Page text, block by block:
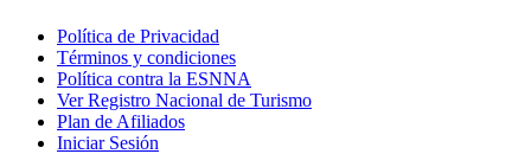
Política de Privacidad
Términos y condiciones
Política contra la ESNNA
Ver Registro Nacional de Turismo
Plan de Afiliados
Iniciar Sesión